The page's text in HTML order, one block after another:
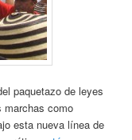
paquetazo de leyes
marchas como
esta nueva línea de